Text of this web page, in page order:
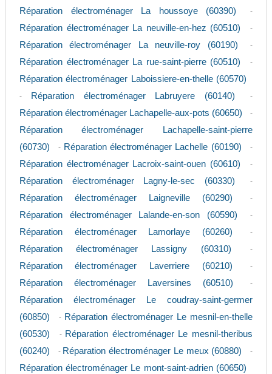
Réparation électroménager La houssoye (60390) -
Réparation électroménager La neuville-en-hez (60510) -
Réparation électroménager La neuville-roy (60190) -
Réparation électroménager La rue-saint-pierre (60510) -
Réparation électroménager Laboissiere-en-thelle (60570)
- Réparation électroménager Labruyere (60140) -
Réparation électroménager Lachapelle-aux-pots (60650) -
Réparation électroménager Lachapelle-saint-pierre
(60730)
- Réparation électroménager Lachelle (60190) -
Réparation électroménager Lacroix-saint-ouen (60610) -
Réparation électroménager Lagny-le-sec (60330) -
Réparation électroménager Laigneville (60290) -
Réparation électroménager Lalande-en-son (60590) -
Réparation électroménager Lamorlaye (60260) -
Réparation électroménager Lassigny (60310) -
Réparation électroménager Laverriere (60210) -
Réparation électroménager Laversines (60510) -
Réparation électroménager Le coudray-saint-germer
(60850)
- Réparation électroménager Le mesnil-en-thelle
(60530)
- Réparation électroménager Le mesnil-theribus
(60240)
- Réparation électroménager Le meux (60880) -
Réparation électroménager Le mont-saint-adrien (60650)